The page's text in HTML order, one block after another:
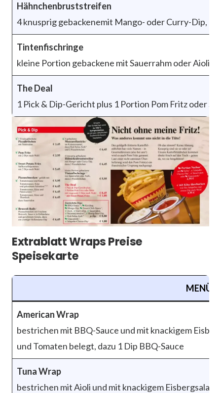
Hähnchenbruststreifen
4 knusprig gebackenemit Mango- oder Curry-Dip,
Tintenfischringe
kleine Portion gebackene mit Sauerrahm oder Aioli,
The Deal
1 Pick & Dip-Gericht plus 1 Portion Pom Fritz oder
Extrablatt Wraps Preise
Speisekarte
MENÜ
American Wrap
bestrichen mit BBQ-Sauce und mit knackigem
und Tomaten belegt, dazu 1 Dip BBQ-Sauce
Tuna Wrap
bestrichen mit Aioli und mit knackigem